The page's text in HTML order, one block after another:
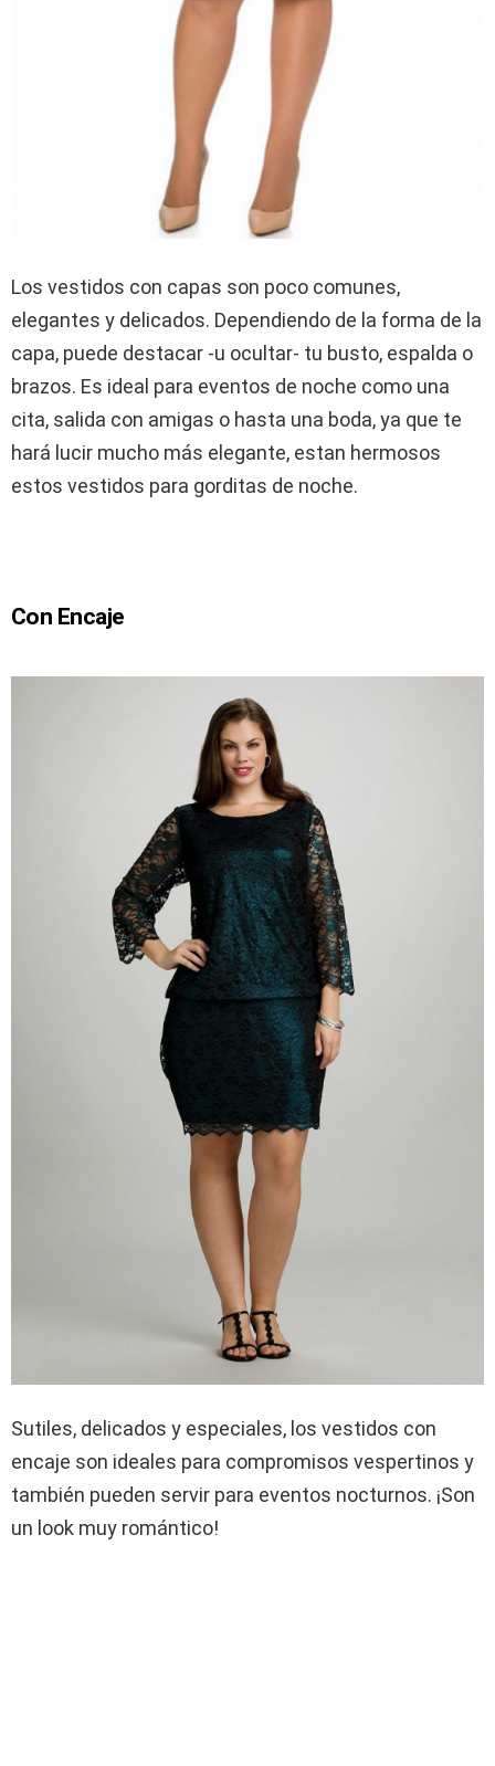
Los vestidos con capas son poco comunes,
elegantes y delicados. Dependiendo de la forma de la
capa, puede destacar -u ocultar- tu busto, espalda o
brazos. Es ideal para eventos de noche como una
cita, salida con amigas o hasta una boda, ya que te
hará lucir mucho más elegante, estan hermosos
estos vestidos para gorditas de noche.
Con Encaje
Sutiles, delicados y especiales, los vestidos con
encaje son ideales para compromisos vespertinos y
también pueden servir para eventos nocturnos. ¡Son
un look muy romántico!